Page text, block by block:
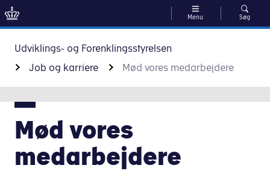
Menu Søg
Udviklings- og Forenklingsstyrelsen
Job og karriere
Mød vores medarbejdere
Mød vores
medarbejdere